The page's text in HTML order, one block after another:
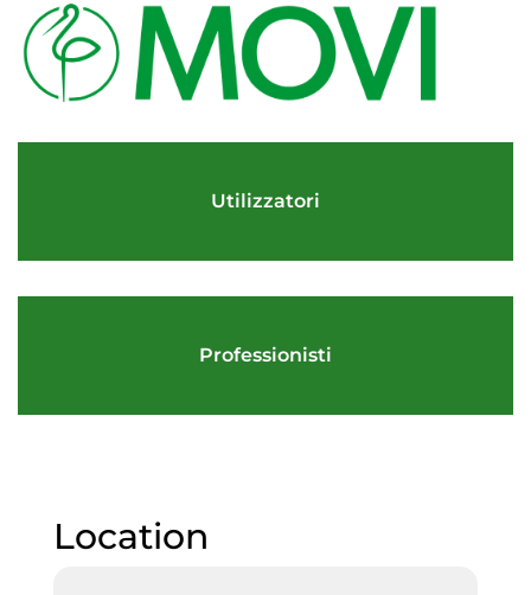
Utilizzatori
Professionisti
Location